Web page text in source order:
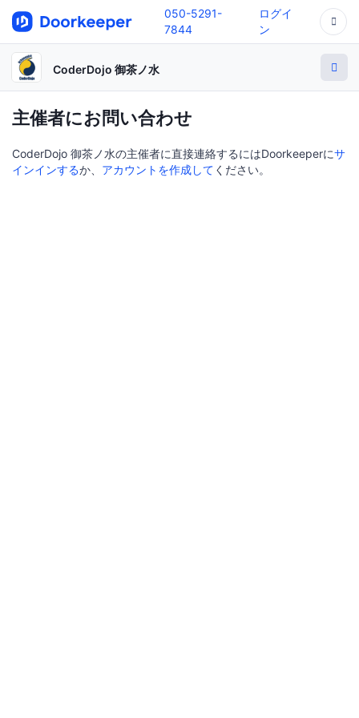
050-5291-
7844
ログイ
ン
CoderDojo 御茶ノ水
主催者にお問い合わせ
CoderDojo 御茶ノ水の主催者に直接連絡するにはDoorkeeperにサ
インインするか、 アカウントを作成して ください。